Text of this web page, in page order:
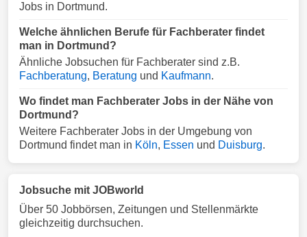
Jobs in Dortmund.
Welche ähnlichen Berufe für Fachberater findet
man in Dortmund?
Ähnliche Jobsuchen für Fachberater sind z.B.
Fachberatung, Beratung und Kaufmann.
Wo findet man Fachberater Jobs in der Nähe von
Dortmund?
Weitere Fachberater Jobs in der Umgebung von
Dortmund findet man in Köln, Essen und Duisburg.
Jobsuche mit JOBworld
Über 50 Jobbörsen, Zeitungen und Stellenmärkte
gleichzeitig durchsuchen.